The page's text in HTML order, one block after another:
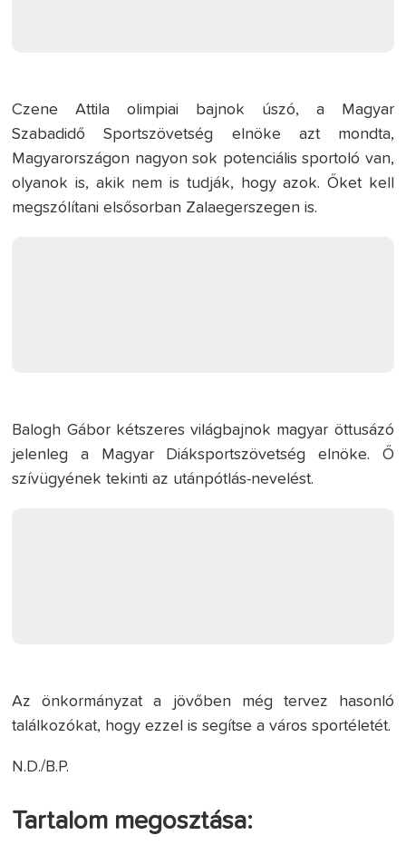
Czene Attila olimpiai bajnok úszó, a Magyar
Szabadidő Sportszövetség elnöke azt mondta,
Magyarországon nagyon sok potenciális sportoló van,
olyanok is, akik nem is tudják, hogy azok. Őket kell
megszólítani elsősorban Zalaegerszegen is.
Balogh Gábor kétszeres világbajnok magyar öttusázó
jelenleg a Magyar Diáksportszövetség elnöke. Ő
szívügyének tekinti az utánpótlás-nevelést.
Az önkormányzat a jövőben még tervez hasonló
találkozókat, hogy ezzel is segítse a város sportéletét.
N.D./B.P.
Tartalom megosztása: